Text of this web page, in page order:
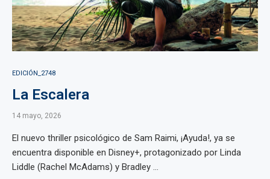
EDICIÓN_2748
La Escalera
14 mayo, 2026
El nuevo thriller psicológico de Sam Raimi, ¡Ayuda!, ya se
encuentra disponible en Disney+, protagonizado por Linda
Liddle (Rachel McAdams) y Bradley ...